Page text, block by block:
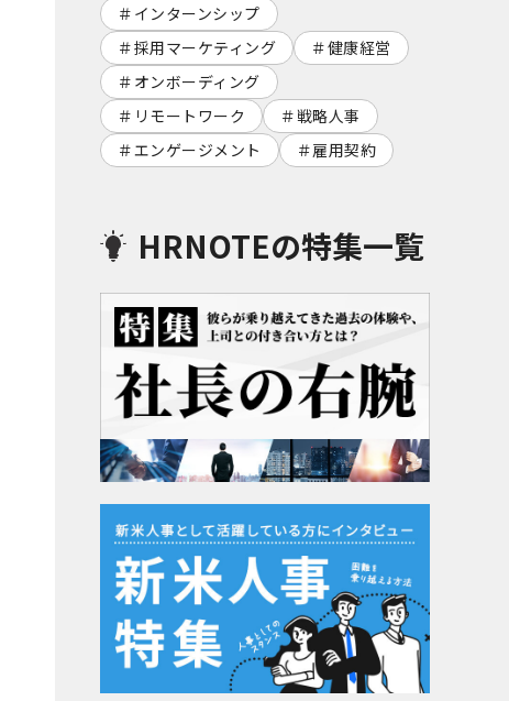
インターンシップ
採用マーケティング
健康経営
オンボーディング
リモートワーク
戦略人事
エンゲージメント
雇用契約
HRNOTEの特集一覧